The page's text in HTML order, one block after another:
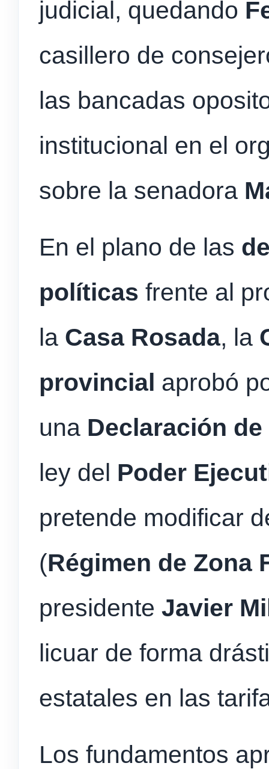
judicial, quedando
casillero de
las bancadas
institucional en el
sobre la senadora
En el plano de las
políticas frente al
la Casa Rosada, la
provincial aprobó
una Declaración
ley del Poder
pretende modificar
(Régimen de Zona
presidente Javier
licuar de forma
estatales en las
Los fundamentos